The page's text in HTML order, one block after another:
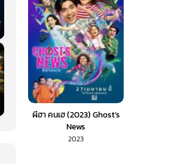
ผีฮา คนเฮ (2023) Ghost’s
News
2023